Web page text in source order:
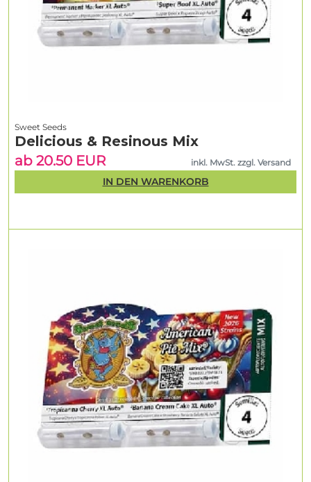
Sweet Seeds
Delicious & Resinous Mix
ab 20.50 EUR
inkl. MwSt. zzgl. Versand
IN DEN WARENKORB